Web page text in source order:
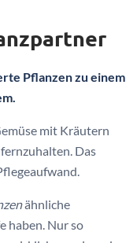
Pflanzen zu einem
mit Kräutern
Das
ähnliche
haben. Nur so